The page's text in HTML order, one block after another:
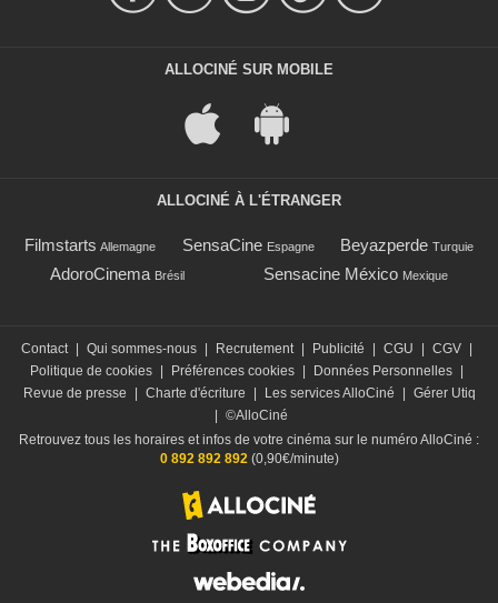
ALLOCINÉ SUR MOBILE
ALLOCINÉ À L'ÉTRANGER
Filmstarts Allemagne SensaCine Espagne Beyazperde Turquie
AdoroCinema Brésil Sensacine México Mexique
Contact Qui sommes-nous Recrutement Publicité CGU CGV
Politique de cookies
Préférences cookies Données Personnelles
Revue de presse
Charte d'écriture Les services AlloCiné
Gérer Utiq
©AlloCiné
Retrouvez tous les horaires et infos de votre cinéma sur le numéro AlloCiné :
0 892 892 892(0,90€/minute)